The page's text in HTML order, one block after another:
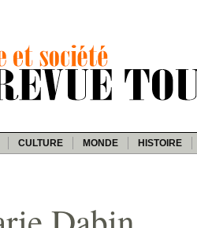
CULTURE MONDE HISTOIRE